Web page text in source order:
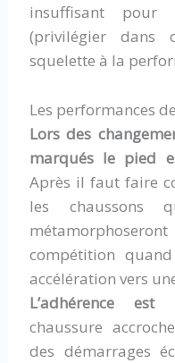
insuffisant
(privilégier dans
squelette à la
Les performances
Lors des
marqués le pied
Après il faut faire
les chaussons
compétition
accélération vers
L’adhérence est
chaussure
des démarrages